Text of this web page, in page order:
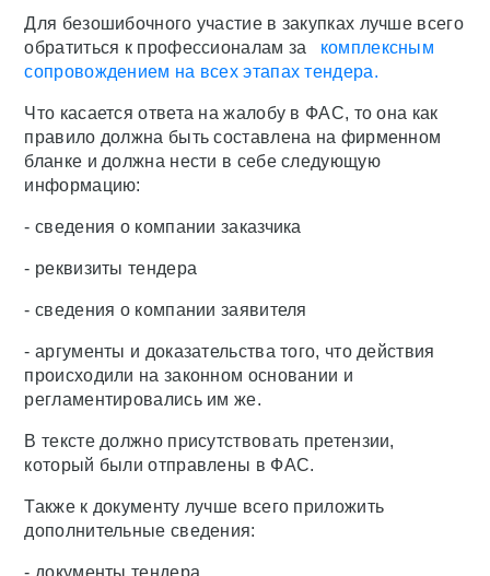
Для безошибочного участие в закупках лучше всего
обратиться к профессионалам за
комплексным
сопровождением на всех этапах тендера.
Что касается ответа на жалобу в ФАС, то она как
правило должна быть составлена на фирменном
бланке и должна нести в себе следующую
информацию:
- сведения о компании заказчика
- реквизиты тендера
- сведения о компании заявителя
- аргументы и доказательства того, что действия
происходили на законном основании и
регламентировались им же.
В тексте должно присутствовать претензии,
который были отправлены в ФАС.
Также к документу лучше всего приложить
дополнительные сведения:
- документы тендера